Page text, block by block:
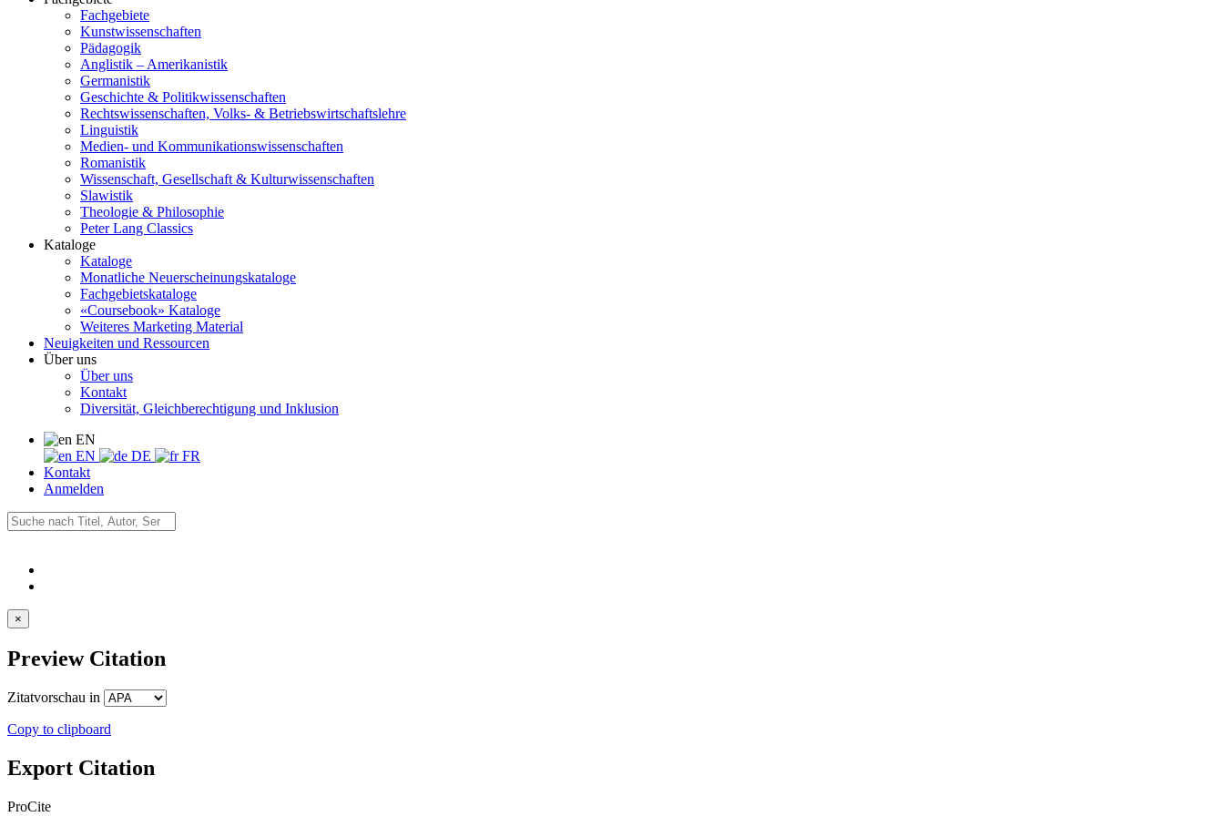
Fachgebiete
Kunstwissenschaften
Pädagogik
Anglistik – Amerikanistik
Germanistik
Geschichte & Politikwissenschaften
Rechtswissenschaften, Volks- & Betriebswirtschaftslehre
Linguistik
Medien- und Kommunikationswissenschaften
Romanistik
Wissenschaft, Gesellschaft & Kulturwissenschaften
Slawistik
Theologie & Philosophie
Peter Lang Classics
Kataloge
Kataloge
Monatliche Neuerscheinungskataloge
Fachgebietskataloge
«Coursebook» Kataloge
Weiteres Marketing Material
Neuigkeiten und Ressourcen
Über uns
Über uns
Kontakt
Diversität, Gleichberechtigung und Inklusion
EN
EN
DE
FR
Kontakt
Anmelden
×
Preview Citation
Zitatvorschau in
Copy to clipboard
Export Citation
ProCite